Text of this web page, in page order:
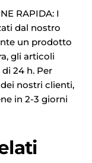
RAPIDA: I
dal nostro
un prodotto
gli articoli
24 h. Per
nostri clienti,
in 2-3 giorni